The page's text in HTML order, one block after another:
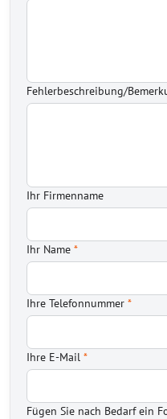
Fehlerbeschreibung/
Ihr Firmenname
Ihr Name *
Ihre Telefonnummer *
Ihre E-Mail *
Fügen Sie nach Bedarf ein